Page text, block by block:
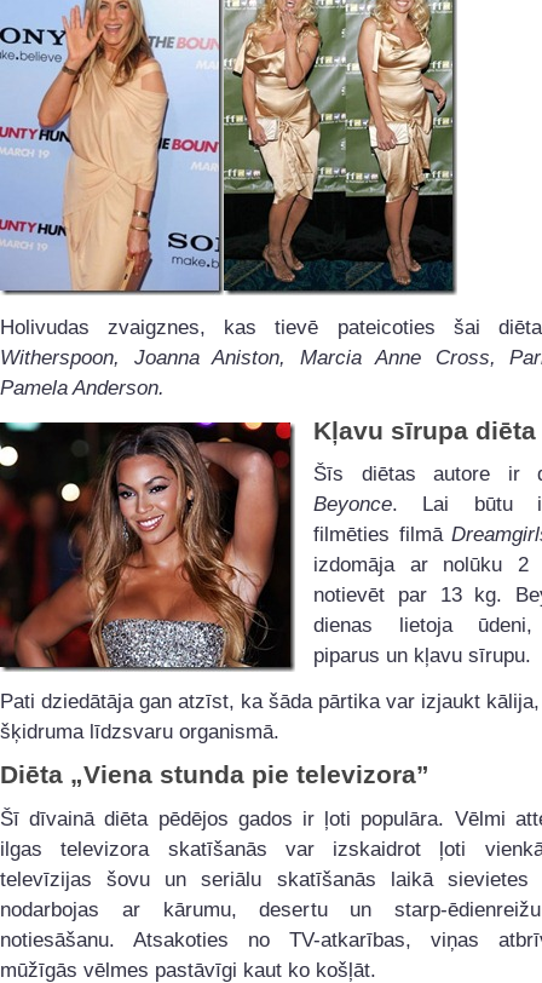
Holivudas zvaigznes, kas tievē pateicoties šai
Witherspoon, Joanna Aniston, Marcia Anne Cross,
Pamela Anderson.
Kļavu sīrupa diēta
Šīs diētas autore ir
Beyonce. Lai būtu
filmēties filmā
izdomāja ar nolūku
notievēt par 13 kg.
dienas lietoja ūdeni,
piparus un kļavu sīrupu.
Pati dziedātāja gan atzīst, ka šāda pārtika var izjaukt
šķidruma līdzsvaru organismā.
Diēta „Viena stunda pie televizora”
Šī dīvainā diēta pēdējos gados ir ļoti populāra. Vēlmi
ilgas televizora skatīšanās var izskaidrot ļoti
televīzijas šovu un seriālu skatīšanās laikā sievietes
nodarbojas ar kārumu, desertu un starp-
notiesāšanu. Atsakoties no TV-atkarības, viņas
mūžīgās vēlmes pastāvīgi kaut ko košļāt.